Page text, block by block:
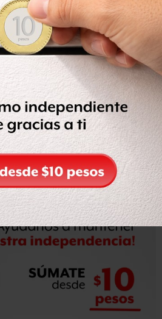
febrero del 2010 a las 21:46
Williamson, excónsul
en Monterrey, y fue elaborado
simultáneo contra las policías
Cadereyta, Escobedo y
habría hablado de las
del Cártel del Golfo
de policía controlados por los
y señala que Javier
de Gobierno, es “poco
ataques a una reacción del
del gobierno.